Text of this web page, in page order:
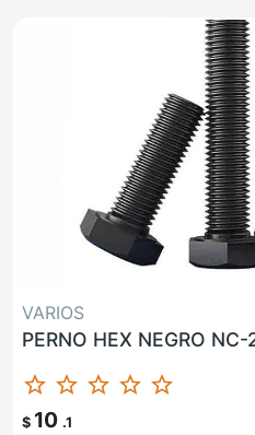
VARIOS
PERNO HEX NEGRO NC-
star_border star_border star_border star_border star_border
$ 10 .1